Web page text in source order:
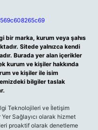
bir marka, kurum veya şahıs
Sitede yalnızca kendi
Burada yer alan içerikler
kurum ve kişiler hakkında
ve kişiler ile isim
bilgiler taslak
Teknolojileri ve İletişim
Sağlayıcı olarak hizmet
proaktif olarak denetleme